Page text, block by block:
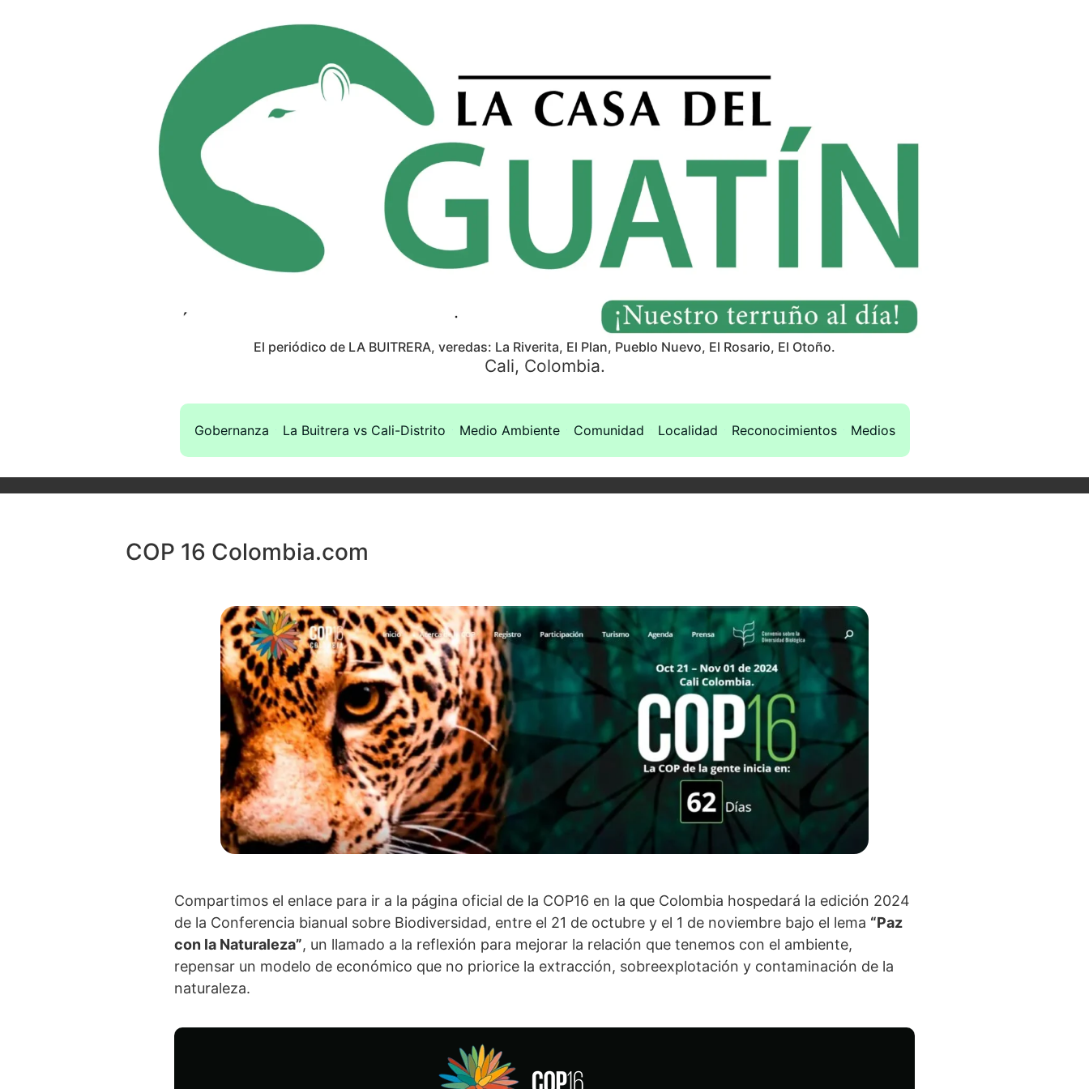
El periódico de LA BUITRERA, veredas: La Riverita, El Plan, Pueblo Nuevo, El Rosario, El Otoño.
Cali, Colombia.
Gobernanza La Buitrera vs Cali-Distrito Medio Ambiente Comunidad Localidad Reconocimientos Medios
COP 16 Colombia.com
Compartimos el enlace para ir a la página oficial de la COP16 en la que Colombia hospedará la edición 2024
de la Conferencia bianual sobre Biodiversidad, entre el 21 de octubre y el 1 de noviembre bajo el lema “Paz
con la Naturaleza”, un llamado a la reflexión para mejorar la relación que tenemos con el ambiente,
repensar un modelo de económico que no priorice la extracción, sobreexplotación y contaminación de la
naturaleza.